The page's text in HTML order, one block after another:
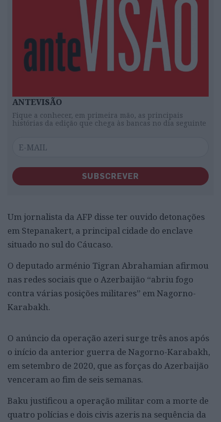
ANTEVISÃO
Fique a conhecer, em primeira mão, as principais
histórias da edição que chega às bancas no dia seguinte
SUBSCREVER
Um jornalista da AFP disse ter ouvido detonações
em Stepanakert, a principal cidade do enclave
situado no sul do Cáucaso.
O deputado arménio Tigran Abrahamian afirmou
nas redes sociais que o Azerbaijão “abriu fogo
contra várias posições militares” em Nagorno-
Karabakh.
O anúncio da operação azeri surge três anos após
o início da anterior guerra de Nagorno-Karabakh,
em setembro de 2020, que as forças do Azerbaijão
venceram ao fim de seis semanas.
Baku justificou a operação militar com a morte de
quatro polícias e dois civis azeris na sequência da